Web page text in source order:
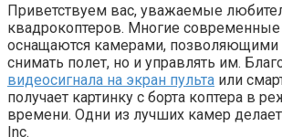
Приветствуем вас, уважаемые
квадрокоптеров. Многие
оснащаются камерами, позволяющими
снимать полет, но и управлять им.
видеосигнала на экран пульта или
получает картинку с борта коптера в
времени. Одни из лучших камер
Inc.